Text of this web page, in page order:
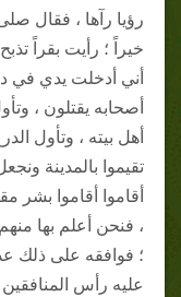
رؤيا رآها ، فقال
خيراً ؛ رأيت بقراً
أني أدخلت يدي في
أصحابه يقتلون ،
أهل بيته ، وتأول
تقيموا بالمدينة
أقاموا أقاموا بشر
، فنحن أعلم بها
؛ فوافقه على ذلك
عليه رأس